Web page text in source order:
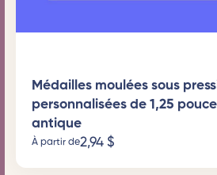
Médailles moulées sous
personnalisées de 1,25
antique
À partir de2,94 $